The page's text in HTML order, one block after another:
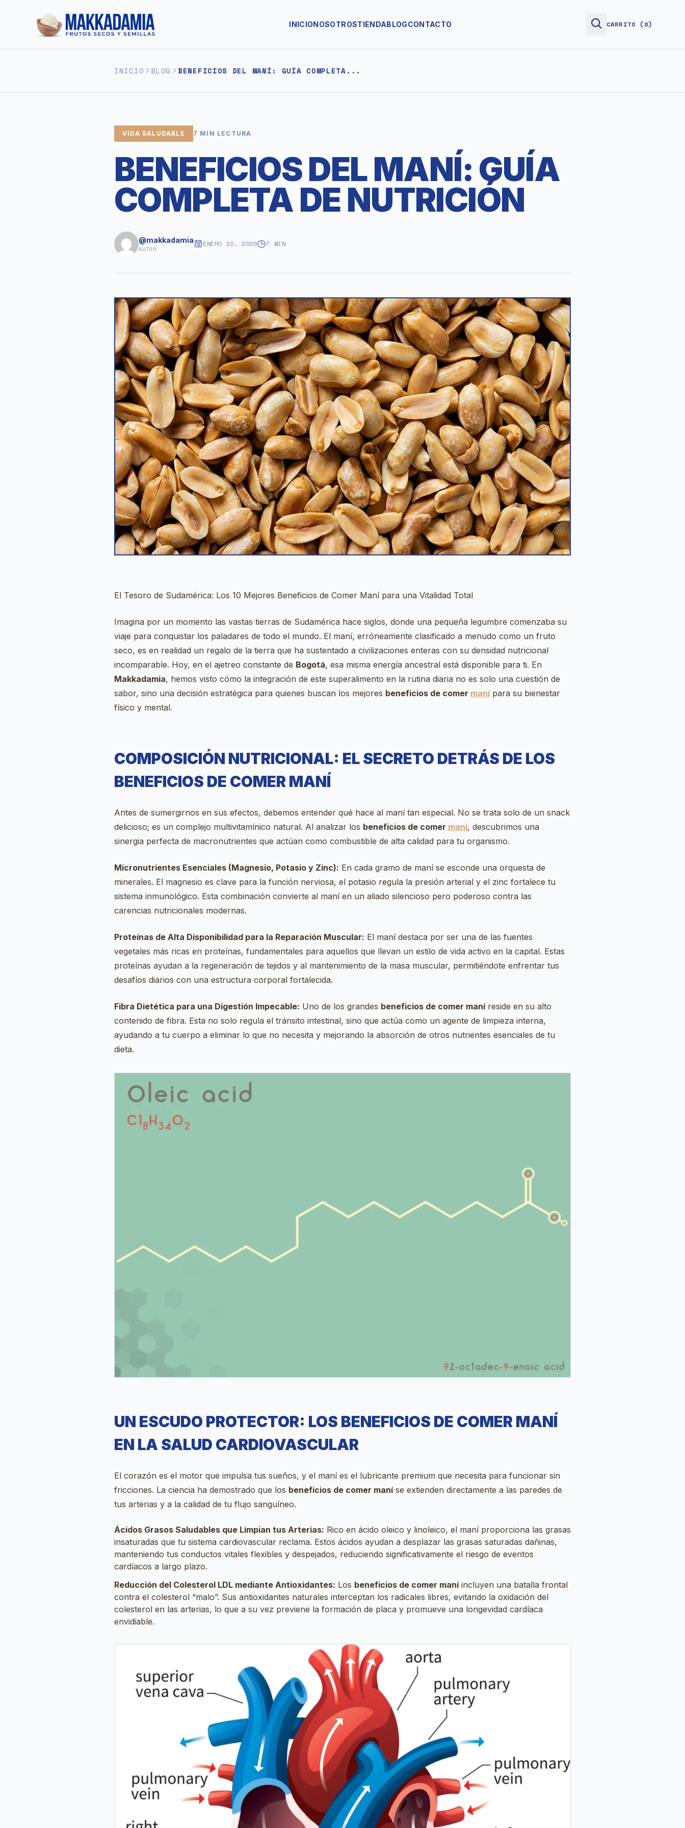
INICIONOSOTROSTIENDABLOGCONTACTO CARRITO (0)
INICIO BLOG BENEFICIOS DEL MANÍ: GUÍA COMPLETA...
VIDA SALUDABLE 7 MIN LECTURA
BENEFICIOS DEL MANÍ: GUÍA
COMPLETA DE NUTRICIÓN
@makkadamia
AUTOR
ENERO 10, 2026 7 MIN
El Tesoro de Sudamérica: Los 10 Mejores Beneficios de Comer Maní para una Vitalidad Total
Imagina por un momento las vastas tierras de Sudamérica hace siglos, donde una pequeña legumbre comenzaba su
viaje para conquistar los paladares de todo el mundo. El maní, erróneamente clasificado a menudo como un fruto
seco, es en realidad un regalo de la tierra que ha sustentado a civilizaciones enteras con su densidad nutricional
incomparable. Hoy, en el ajetreo constante de Bogotá, esa misma energía ancestral está disponible para ti. En
Makkadamia, hemos visto cómo la integración de este superalimento en la rutina diaria no es solo una cuestión de
sabor, sino una decisión estratégica para quienes buscan los mejores beneficios de comer manípara su bienestar
físico y mental.
COMPOSICIÓN NUTRICIONAL: EL SECRETO DETRÁS DE LOS
BENEFICIOS DE COMER MANÍ
Antes de sumergirnos en sus efectos, debemos entender qué hace al maní tan especial. No se trata solo de un snack
delicioso; es un complejo multivitamínico natural. Al analizar los beneficios de comer maní, descubrimos una
sinergia perfecta de macronutrientes que actúan como combustible de alta calidad para tu organismo.
Micronutrientes Esenciales (Magnesio, Potasio y Zinc): En cada gramo de maní se esconde una orquesta de
minerales. El magnesio es clave para la función nerviosa, el potasio regula la presión arterial y el zinc fortalece tu
sistema inmunológico. Esta combinación convierte al maní en un aliado silencioso pero poderoso contra las
carencias nutricionales modernas.
Proteínas de Alta Disponibilidad para la Reparación Muscular: El maní destaca por ser una de las fuentes
vegetales más ricas en proteínas, fundamentales para aquellos que llevan un estilo de vida activo en la capital. Estas
proteínas ayudan a la regeneración de tejidos y al mantenimiento de la masa muscular, permitiéndote enfrentar tus
desafíos diarios con una estructura corporal fortalecida.
Fibra Dietética para una Digestión Impecable: Uno de los grandes beneficios de comer maníreside en su alto
contenido de fibra. Esta no solo regula el tránsito intestinal, sino que actúa como un agente de limpieza interna,
ayudando a tu cuerpo a eliminar lo que no necesita y mejorando la absorción de otros nutrientes esenciales de tu
dieta.
UN ESCUDO PROTECTOR: LOS BENEFICIOS DE COMER MANÍ
EN LA SALUD CARDIOVASCULAR
El corazón es el motor que impulsa tus sueños, y el maní es el lubricante premium que necesita para funcionar sin
fricciones. La ciencia ha demostrado que los beneficios de comer maníse extienden directamente a las paredes de
tus arterias y a la calidad de tu flujo sanguíneo.
Ácidos Grasos Saludables que Limpian tus Arterias: Rico en ácido oleico y linoleico, el maní proporciona las grasas
insaturadas que tu sistema cardiovascular reclama. Estos ácidos ayudan a desplazar las grasas saturadas dañinas,
manteniendo tus conductos vitales flexibles y despejados, reduciendo significativamente el riesgo de eventos
cardíacos a largo plazo.
Reducción del Colesterol LDL mediante Antioxidantes: Los beneficios de comer maníincluyen una batalla frontal
contra el colesterol “malo”. Sus antioxidantes naturales interceptan los radicales libres, evitando la oxidación del
colesterol en las arterias, lo que a su vez previene la formación de placa y promueve una longevidad cardíaca
envidiable.